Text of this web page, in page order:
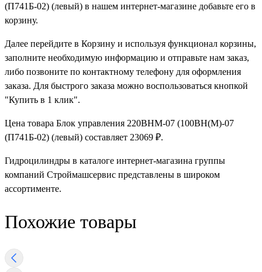
(П741Б-02) (левый) в нашем интернет-магазине добавьте его в
корзину.
Далее перейдите в Корзину и используя функционал корзины,
заполните необходимую информацию и отправьте нам заказ,
либо позвоните по контактному телефону для оформления
заказа. Для быстрого заказа можно воспользоваться кнопкой
"Купить в 1 клик".
Цена товара Блок управления 220ВНМ-07 (100ВН(М)-07
(П741Б-02) (левый) составляет 23069 ₽.
Гидроцилиндры в каталоге интернет-магазина группы
компаний Строймашсервис представлены в широком
ассортименте.
Похожие товары